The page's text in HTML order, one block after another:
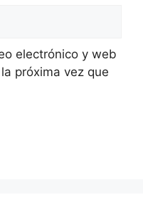
electrónico y web
próxima vez que